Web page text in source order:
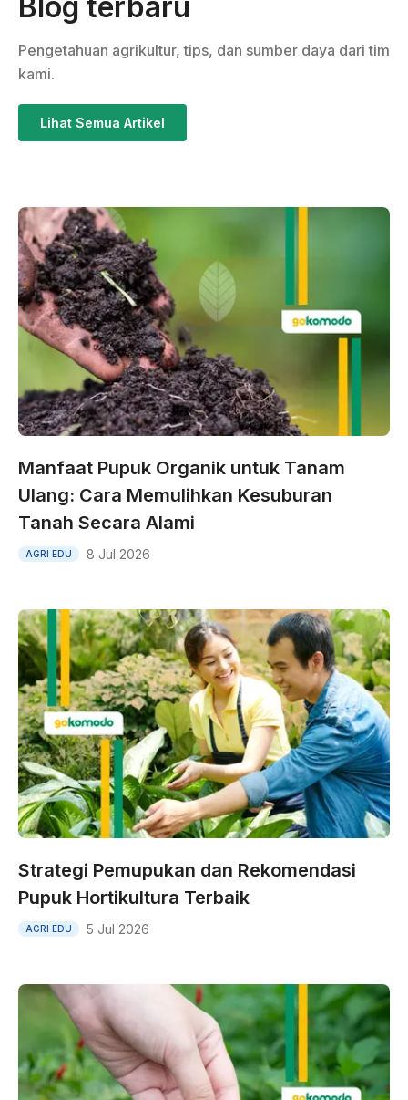
Pengetahuan agrikultur, tips, dan sumber daya dari tim
kami.
Lihat Semua Artikel
Manfaat Pupuk Organik untuk Tanam
Ulang: Cara Memulihkan Kesuburan
Tanah Secara Alami
AGRI EDU 8 Jul 2026
Strategi Pemupukan dan Rekomendasi
Pupuk Hortikultura Terbaik
AGRI EDU 5 Jul 2026